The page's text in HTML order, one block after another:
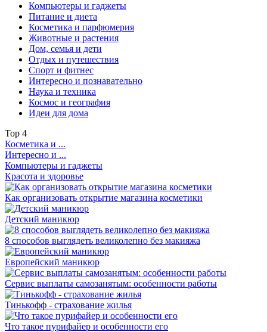
Компьютеры и гаджеты
Питание и диета
Косметика и парфюмерия
Животные и растения
Дом, семья и дети
Отдых и путешествия
Спорт и фитнес
Интересно и познавательно
Наука и техника
Космос и география
Идеи для дома
Top 4
Косметика и ...
Интересно и ...
Компьютеры и гаджеты
Красота и здоровье
Как организовать открытие магазина косметики
Детский маникюр
8 способов выглядеть великолепно без макияжа
Европейский маникюр
Сервис выплаты самозанятым: особенности работы
Тинькофф - страхование жилья
Что такое пурифайер и особенности его